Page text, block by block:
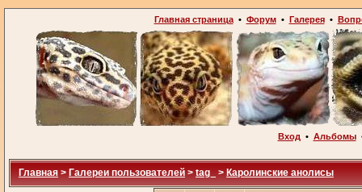
Главная страница• Форум• Галерея•
Вход • Альбомы
Главная > Галереи пользователей > tag_ > Каролинские анолисы